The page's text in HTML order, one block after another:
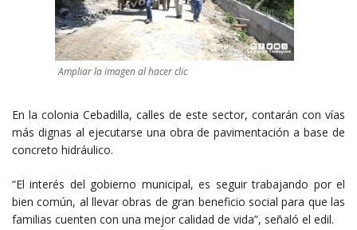
Ampliar la imagen al hacer clic
En la colonia Cebadilla, calles de este sector, contarán con vías
más dignas al ejecutarse una obra de pavimentación a base de
concreto hidráulico.
“El interés del gobierno municipal, es seguir trabajando por el
bien común, al llevar obras de gran beneficio social para que las
familias cuenten con una mejor calidad de vida”, señaló el edil.